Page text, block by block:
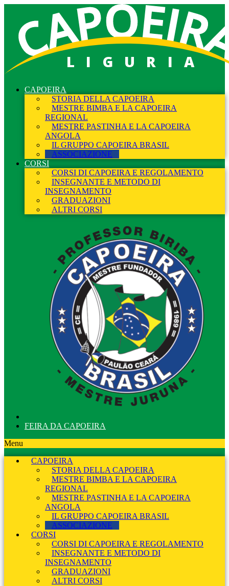
LIGURIA
CAPOEIRA
STORIA DELLA CAPOEIRA
MESTRE BIMBA E LA CAPOEIRA
REGIONAL
MESTRE PASTINHA E LA CAPOEIRA
ANGOLA
IL GRUPPO CAPOEIRA BRASIL
ASSOCIAZIONE
CORSI
CORSI DI CAPOEIRA E REGOLAMENTO
INSEGNANTE E METODO DI
INSEGNAMENTO
GRADUAZIONI
ALTRI CORSI
FEIRA DA CAPOEIRA
Menu
CAPOEIRA
STORIA DELLA CAPOEIRA
MESTRE BIMBA E LA CAPOEIRA
REGIONAL
MESTRE PASTINHA E LA CAPOEIRA
ANGOLA
IL GRUPPO CAPOEIRA BRASIL
ASSOCIAZIONE
CORSI
CORSI DI CAPOEIRA E REGOLAMENTO
INSEGNANTE E METODO DI
INSEGNAMENTO
GRADUAZIONI
ALTRI CORSI